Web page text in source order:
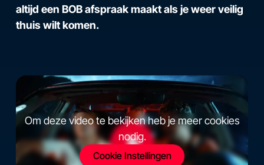
altijd een BOB afspraak maakt als je weer veilig
thuis wilt komen.
Om deze video te bekijken heb je meer cookies
nodig.
Cookie Instellingen